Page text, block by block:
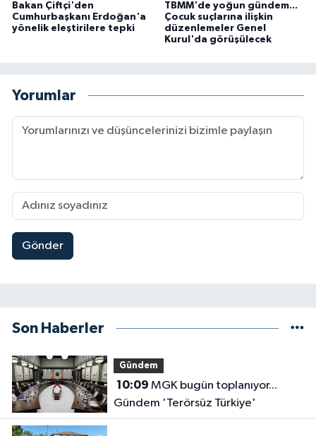
Bakan Çiftçi'den
Cumhurbaşkanı Erdoğan'a
yönelik eleştirilere tepki
TBMM'de yoğun gündem...
Çocuk suçlarına ilişkin
düzenlemeler Genel
Kurul'da görüşülecek
Yorumlar
Gönder
Son Haberler
Gündem
10:09
Gündem 'Terörsüz Türkiye'